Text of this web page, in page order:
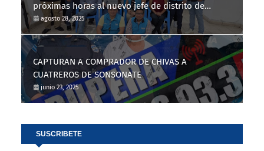
próximas horas al nuevo jefe de distrito de
Nahuizalco
agosto 28, 2025
CAPTURAN A COMPRADOR DE CHIVAS A
CUATREROS DE SONSONATE
junio 23, 2025
SUSCRIBETE